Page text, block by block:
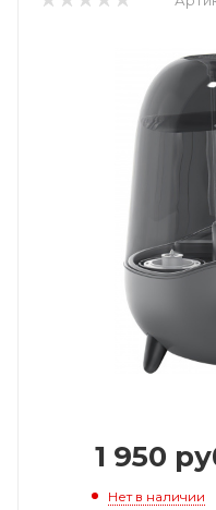
1 950
Нет в наличии